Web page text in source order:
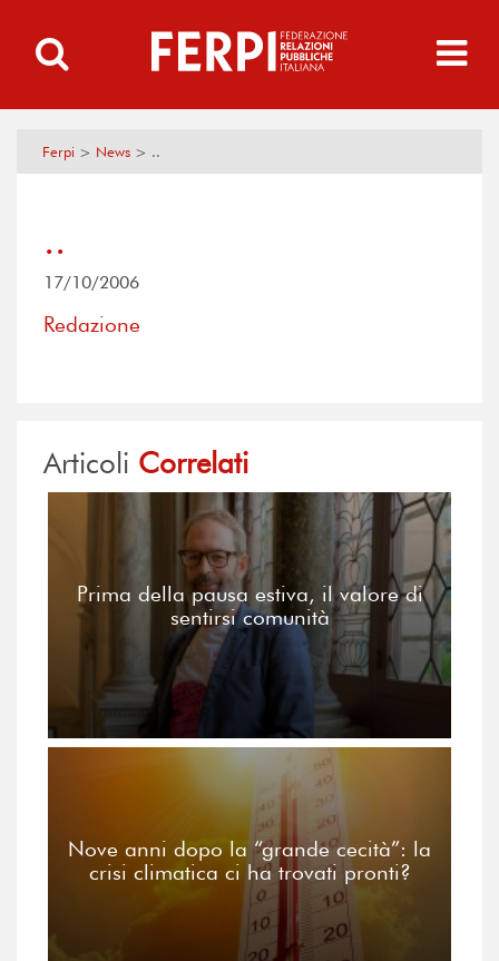
Ferpi > News > ..
..
17/10/2006
Redazione
Articoli Correlati
Prima della pausa estiva, il valore di
sentirsi comunità
Nove anni dopo la “grande cecità”: la
crisi climatica ci ha trovati pronti?